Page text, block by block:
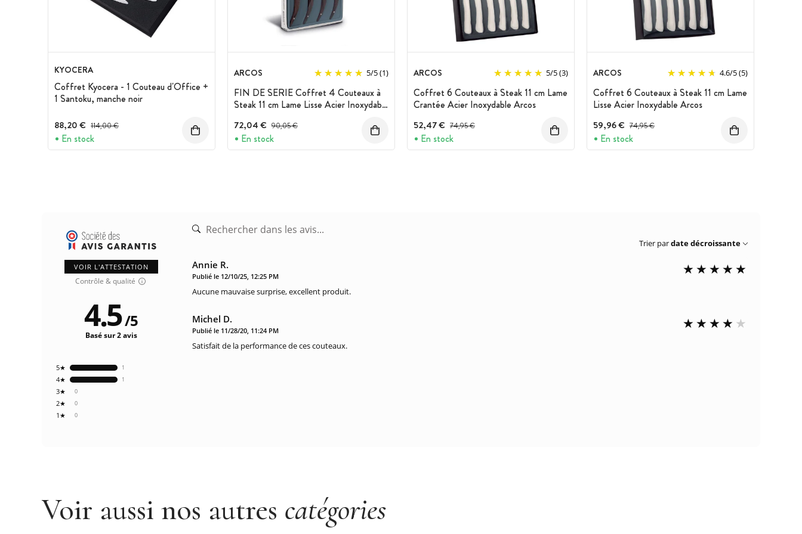
KYOCERA
Coffret Kyocera - 1 Couteau d'Office +
1 Santoku, manche noir
88,20 € Prix avant réduction :
114,00 €
En stock
ARCOS 5/5(1)
FIN DE SERIE Coffret 4 Couteaux à
Steak 11 cm Lame Lisse Acier Inoxydable
72,04 € Prix avant réduction :
90,05 €
En stock
ARCOS 5/5(3)
Coffret 6 Couteaux à Steak 11 cm Lame
Crantée Acier Inoxydable Arcos
52,47 € Prix avant réduction :
74,95 €
En stock
ARCOS 4.6/5(5)
Coffret 6 Couteaux à Steak 11 cm Lame
Lisse Acier Inoxydable Arcos
59,96 € Prix avant réduction :
74,95 €
En stock
VOIR L'ATTESTATION
Contrôle & qualité
0
1★
0
2★
0
3★
1
4★
1
5★
4.5/5
Basé sur 2 avis
Trier pardate décroissante
Annie R.
Publié le 12/10/25, 12:25 PM
Aucune mauvaise surprise, excellent produit.
Michel D.
Publié le 11/28/20, 11:24 PM
Satisfait de la performance de ces couteaux.
Voir aussi nos autres catégories